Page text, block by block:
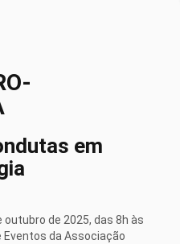
em
de 2025, das 8h às
Eventos da Associação